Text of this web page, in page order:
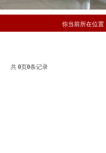
你当前所在位置
共 0页0条记录